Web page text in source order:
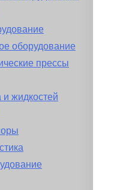
оборудование
прессы
жидкостей